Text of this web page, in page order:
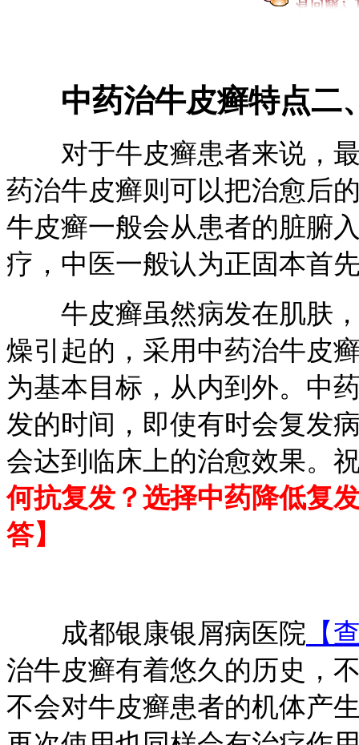
中药治牛皮癣特点二
对于牛皮癣患者来说，最
药治牛皮癣则可以把治愈后
牛皮癣一般会从患者的脏腑
疗，中医一般认为正固本首
牛皮癣虽然病发在肌肤，
燥引起的，采用中药治牛皮
为基本目标，从内到外。中
发的时间，即使有时会复发
会达到临床上的治愈效果。
何抗复发？选择中药降低复
答】
成都银康银屑病医院 【
治牛皮癣有着悠久的历史，
不会对牛皮癣患者的机体产